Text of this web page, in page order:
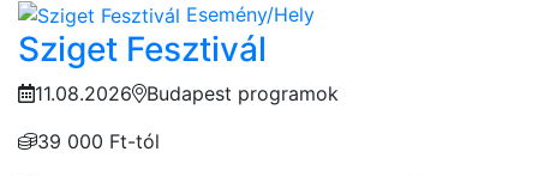
Esemény/Hely
Sziget Fesztivál
11.08.2026
Budapest programok
39 000 Ft-tól